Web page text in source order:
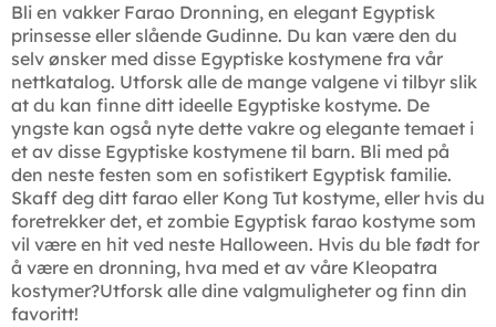
Bli en vakker Farao Dronning, en elegant Egyptisk
prinsesse eller slående Gudinne. Du kan være den du
selv ønsker med disse Egyptiske kostymene fra vår
nettkatalog. Utforsk alle de mange valgene vi tilbyr slik
at du kan finne ditt ideelle Egyptiske kostyme. De
yngste kan også nyte dette vakre og elegante temaet i
et av disse Egyptiske kostymene til barn. Bli med på
den neste festen som en sofistikert Egyptisk familie.
Skaff deg ditt farao eller Kong Tut kostyme, eller hvis du
foretrekker det, et zombie Egyptisk farao kostyme som
vil være en hit ved neste Halloween. Hvis du ble født for
å være en dronning, hva med et av våre Kleopatra
kostymer?Utforsk alle dine valgmuligheter og finn din
favoritt!